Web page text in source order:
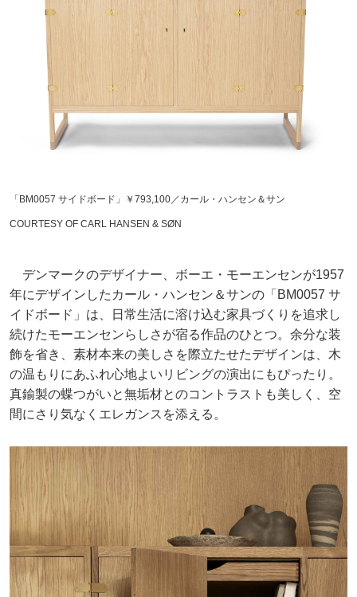
「BM0057 サイドボード」￥793,100／カール・ハンセン＆サン
COURTESY OF CARL HANSEN & SØN
デンマークのデザイナー、ボーエ・モーエンセンが1957
年にデザインしたカール・ハンセン＆サンの「BM0057 サ
イドボード」は、日常生活に溶け込む家具づくりを追求し
続けたモーエンセンらしさが宿る作品のひとつ。余分な装
飾を省き、素材本来の美しさを際立たせたデザインは、木
の温もりにあふれ心地よいリビングの演出にもぴったり。
真鍮製の蝶つがいと無垢材とのコントラストも美しく、空
間にさり気なくエレガンスを添える。